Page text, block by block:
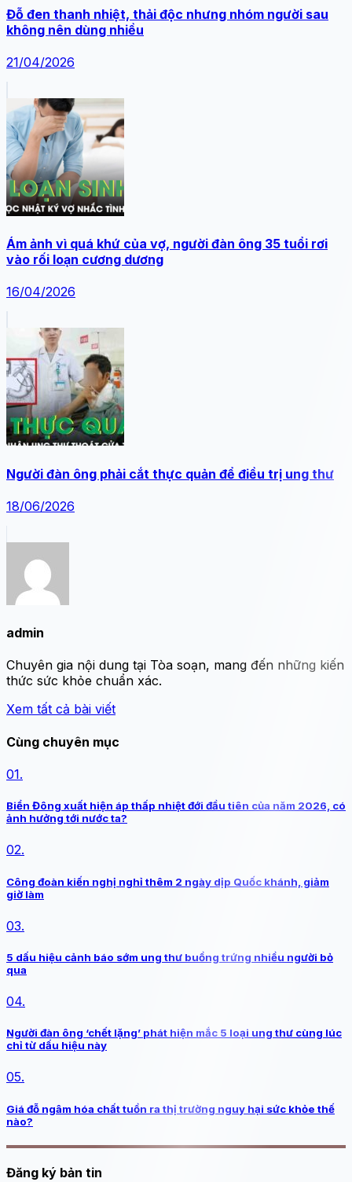
Đỗ đen thanh nhiệt, thải độc nhưng nhóm người sau
không nên dùng nhiều
21/04/2026
Ám ảnh vì quá khứ của vợ, người đàn ông 35 tuổi rơi
vào rối loạn cương dương
16/04/2026
Người đàn ông phải cắt thực quản để điều trị ung thư
18/06/2026
admin
Chuyên gia nội dung tại Tòa soạn, mang đến những kiến
thức sức khỏe chuẩn xác.
Xem tất cả bài viết
Cùng chuyên mục
01.
Biển Đông xuất hiện áp thấp nhiệt đới đầu tiên của năm 2026, có
ảnh hưởng tới nước ta?
02.
Công đoàn kiến nghị nghỉ thêm 2 ngày dịp Quốc khánh, giảm
giờ làm
03.
5 dấu hiệu cảnh báo sớm ung thư buồng trứng nhiều người bỏ
qua
04.
Người đàn ông ‘chết lặng’ phát hiện mắc 5 loại ung thư cùng lúc
chỉ từ dấu hiệu này
05.
Giá đỗ ngâm hóa chất tuồn ra thị trường nguy hại sức khỏe thế
nào?
Đăng ký bản tin